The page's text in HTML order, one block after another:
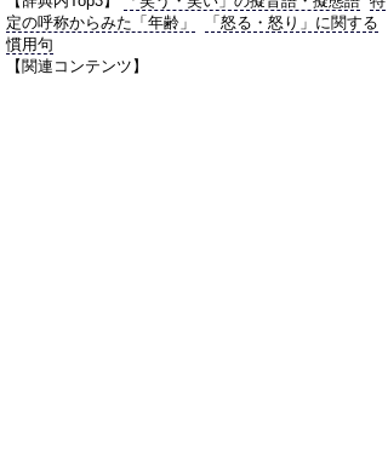
定の呼称からみた「年齢」
「怒る・怒り」に関する
慣用句
【関連コンテンツ】